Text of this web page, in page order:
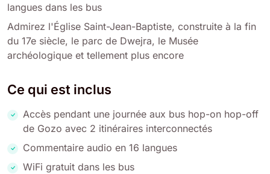
langues dans les bus
Admirez l'Église Saint-Jean-Baptiste, construite à la fin
du 17e siècle, le parc de Dwejra, le Musée
archéologique et tellement plus encore
Ce qui est inclus
Accès pendant une journée aux bus hop-on hop-off
de Gozo avec 2 itinéraires interconnectés
Commentaire audio en 16 langues
WiFi gratuit dans les bus